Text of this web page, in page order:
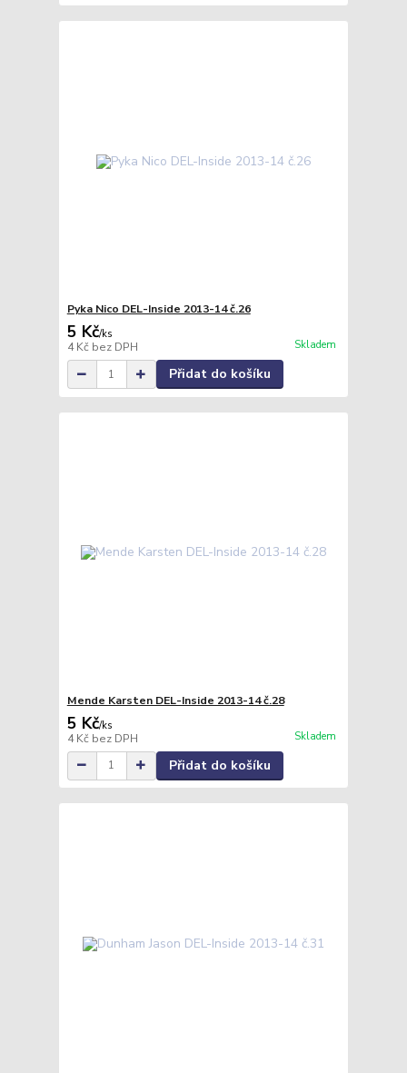
Pyka Nico DEL-Inside 2013-14 č.26
5 Kč/ks
4 Kč bez DPH Skladem
Přidat do košíku
Mende Karsten DEL-Inside 2013-14 č.28
5 Kč/ks
4 Kč bez DPH Skladem
Přidat do košíku